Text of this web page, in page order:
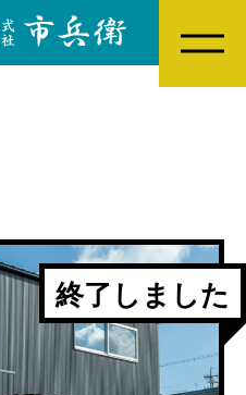
終了しました